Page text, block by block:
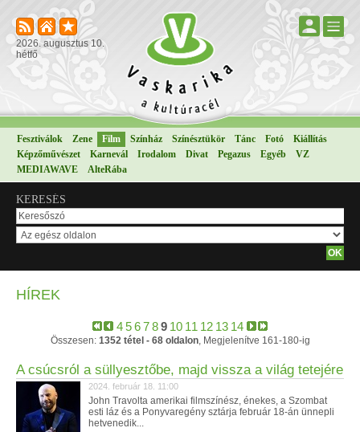
2026. augusztus 10.
hétfő
Fesztiválok Zene Film Színház Színésztükör Tánc Fotó
Kiállítás
Képzőművészet
Karnevál Irodalom Divat Pegazus Egyéb
VZ
MEDIAWAVE
AlteRába
KERESÉS
HÍREK
456789 10 11 12 13 14
Összesen: 1352 tétel - 68 oldalon, Megjelenítve 161-180-ig
A csúcsról a süllyesztőbe, majd vissza a világ tetejére
2024. február 18. 11:00
John Travolta amerikai filmszínész, énekes, a Szombat
esti láz és a Ponyvaregény sztárja február 18-án ünnepli
hetvenedik...